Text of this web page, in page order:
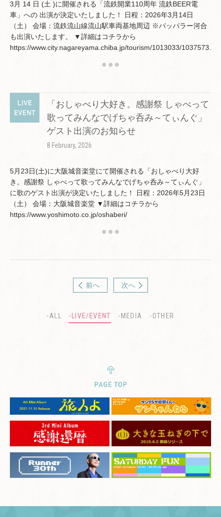
3月 14 日 (土 )に開催される「流鉄開業110周年 流鉄BEER電
車」への 出演が決定いたしました！ 日程：2026年3月14日
（土） 会場：流鉄流山線流山駅車両基地周辺 ※パッパラー河合
も出演いたします。 ▼詳細はコチラから
https://www.city.nagareyama.chiba.jp/tourism/1013033/
「おしゃべり大好き。感謝祭 しゃべって
歌ってみんなでげちゃ呑み～てぃんぐ」
ゲスト出演のお知らせ
8 February, 2026
5月23日(土)に大阪城音楽堂にて開催される「おしゃべり大好
き。感謝祭 しゃべって歌ってみんなでげちゃ呑み～てぃんぐ」
に歌のゲスト出演が決定いたしました！ 日程：2026年5月23日
（土） 会場：大阪城音楽堂 ▼詳細はコチラから
https://www.yoshimoto.co.jp/oshaberi/
前へ 次へ
-ALL -LIVE/EVENT -MEDIA -OTHER